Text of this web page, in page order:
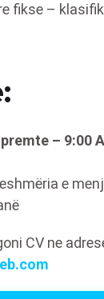
fikse –
– 9:00
e
CV ne